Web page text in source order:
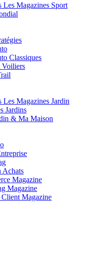
Les Magazines Sport
Classiques
Voiliers
Les Magazines Jardin
Jardins
& Ma Maison
Achats
Magazine
Magazine
Magazine